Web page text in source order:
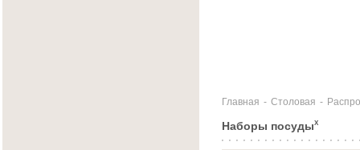
Главная - Столовая -
Наборы посудыX